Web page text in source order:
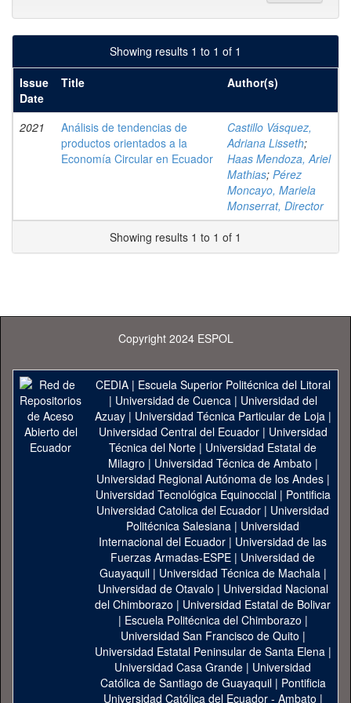
Showing results 1 to 1 of 1
Issue
Date
Title Author(s)
2021
Análisis de tendencias de
productos orientados a la
Economía Circular en Ecuador
Castillo Vásquez,
Adriana Lisseth;
Haas Mendoza, Ariel
Mathias; Pérez
Moncayo, Mariela
Monserrat, Director
Showing results 1 to 1 of 1
Copyright 2024 ESPOL
CEDIA| Escuela Superior Politécnica del Litoral
| Universidad de Cuenca| Universidad del
Azuay| Universidad Técnica Particular de Loja|
Universidad Central del Ecuador| Universidad
Técnica del Norte | Universidad Estatal de
Milagro | Universidad Técnica de Ambato |
Universidad Regional Autónoma de los Andes|
Universidad Tecnológica Equinoccial| Pontificia
Universidad Catolica del Ecuador | Universidad
Politécnica Salesiana | Universidad
Internacional del Ecuador | Universidad de las
Fuerzas Armadas-ESPE | Universidad de
Guayaquil| Universidad Técnica de Machala|
Universidad de Otavalo | Universidad Nacional
del Chimborazo | Universidad Estatal de Bolivar
| Escuela Politécnica del Chimborazo |
Universidad San Francisco de Quito |
Universidad Estatal Peninsular de Santa Elena|
Universidad Casa Grande | Universidad
Católica de Santiago de Guayaquil| Pontificia
Universidad Católica del Ecuador - Ambato |